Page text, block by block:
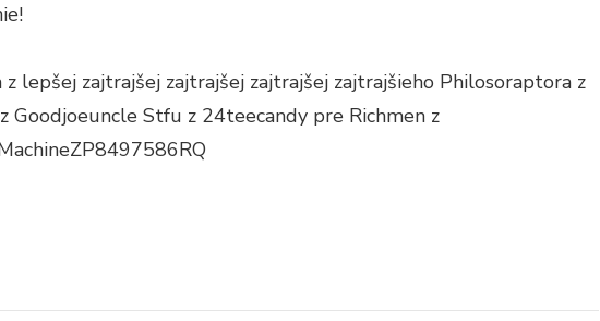
lepšej zajtrajšej zajtrajšej zajtrajšej zajtrajšieho Philosoraptora z
Goodjoeuncle Stfu z 24teecandy pre Richmen z